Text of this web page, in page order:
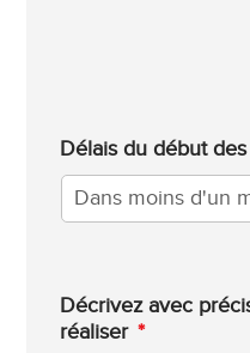
Délais du début
Décrivez avec
réaliser *